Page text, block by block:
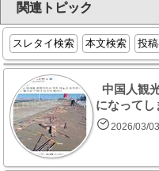
関連トピック
スレタイ検索 本文検索 投
中国人観
になってし
2026/03/